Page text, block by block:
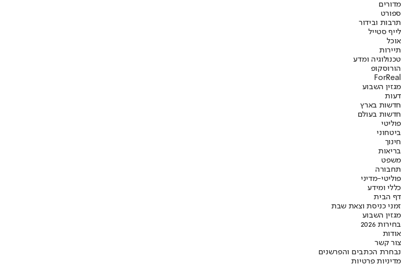
מדורים
ספורט
תרבות ובידור
לייף סטייל
אוכל
תיירות
טכנולוגיה ומדע
הורוסקופ
ForReal
מגזין השבוע
דעות
חדשות בארץ
חדשות בעולם
פוליטי
ביטחוני
חינוך
בריאות
משפט
תחבורה
פוליטי-מדיני
כללי ומידע
דף הבית
זמני כניסת וצאת שבת
מגזין השבוע
בחירות 2026
אודות
צור קשר
נבחרת הכתבים והפרשנים
מדיניות פרטיות